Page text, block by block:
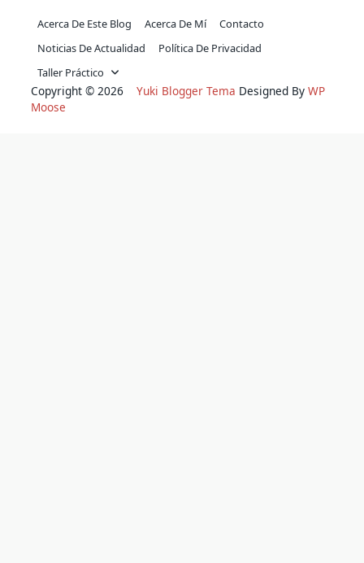
Acerca De Este Blog Acerca De Mí
Contacto
Noticias De Actualidad
Política De Privacidad
Taller Práctico
Copyright © 2026 Yuki Blogger Tema Designed By WP
Moose